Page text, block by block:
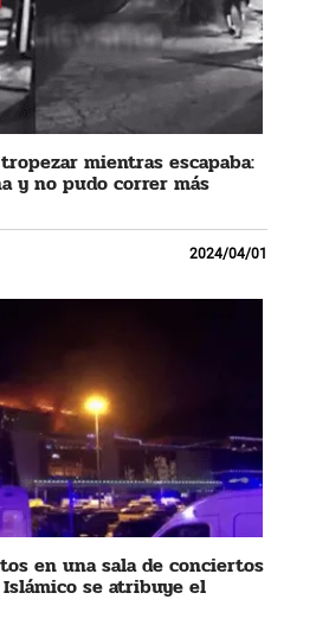
mientras escapaba:
y no pudo correr más
2024/04/01
en una sala de conciertos
se atribuye el